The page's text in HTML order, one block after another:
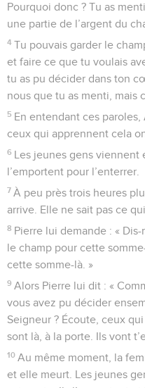
Pourquoi donc ? Tu as
une partie de l’argent du
4 Tu pouvais garder le
et faire ce que tu voulais
tu as pu décider dans ton
nous que tu as menti, mais
5 En entendant ces
ceux qui apprennent cela
6 Les jeunes gens viennent
l’emportent pour l’enterrer.
7 À peu près trois heures
arrive. Elle ne sait pas ce qui
8 Pierre lui demande : «
le champ pour cette
cette somme-là. »
9 Alors Pierre lui dit : «
vous avez pu décider
Seigneur ? Écoute, ceux
sont là, à la porte. Ils vont
10 Au même moment, la
et elle meurt. Les jeunes